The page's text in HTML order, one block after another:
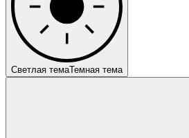
Светлая темаТемная тема